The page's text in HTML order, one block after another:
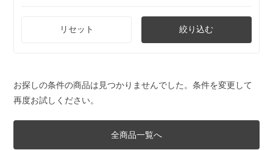
リセット 絞り込む
お探しの条件の商品は見つかりませんでした。条件を変更して
再度お試しください。
全商品一覧へ